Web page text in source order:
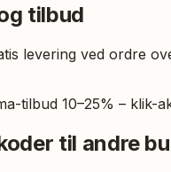
tilbud
levering ved ordre
tilbud 10–25% – klik-
til andre